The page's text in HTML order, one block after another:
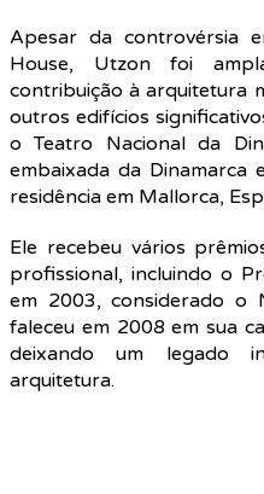
Apesar da controvérsia
House, Utzon foi
contribuição à arquitetura
outros edifícios
o Teatro Nacional da
embaixada da Dinamarca
residência em Mallorca,
Ele recebeu vários
profissional, incluindo o
em 2003, considerado o
faleceu em 2008 em sua
deixando um legado
arquitetura.